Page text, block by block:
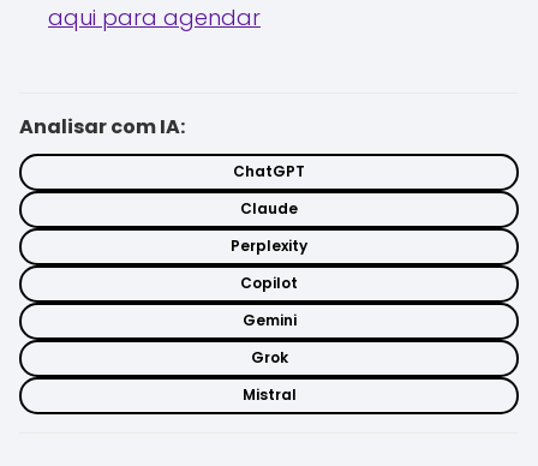
aqui para agendar
Analisar com IA:
ChatGPT
Claude
Perplexity
Copilot
Gemini
Grok
Mistral